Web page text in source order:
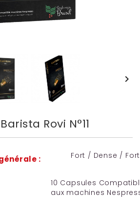

Rovi N°11
: Fort / Dense / Fort
10 Capsules
aux machines